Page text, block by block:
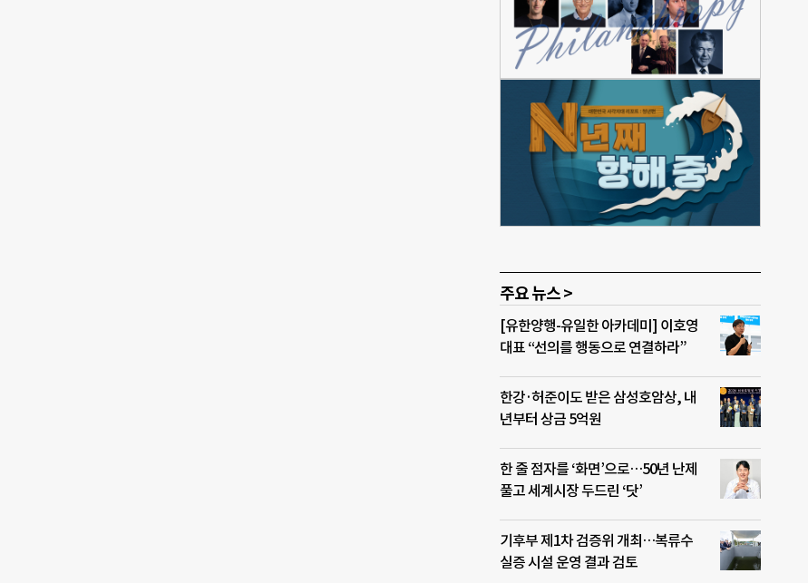
주요 뉴스 >
[유한양행-유일한 아카데미] 이호영
대표 “선의를 행동으로 연결하라”
한강·허준이도 받은 삼성호암상, 내
년부터 상금 5억원
한 줄 점자를 ‘화면’으로…50년 난제
풀고 세계시장 두드린 ‘닷’
기후부 제1차 검증위 개최…복류수
실증 시설 운영 결과 검토